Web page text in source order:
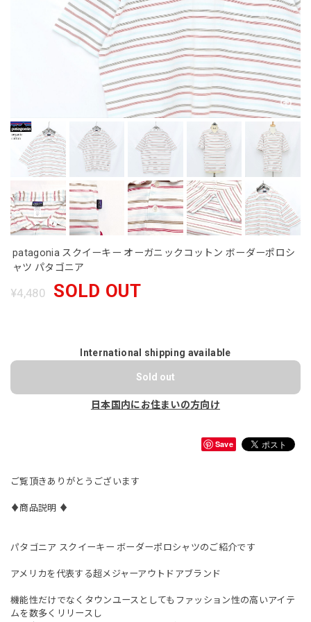
patagonia スクイーキー オーガニックコットン ボーダーポロシ
ャツ パタゴニア
¥4,480 SOLD OUT
International shipping available
Sold out
日本国内にお住まいの方向け
Save
ご覧頂きありがとうございます
♦︎商品説明 ♦︎
パタゴニア スクイーキー ボーダーポロシャツのご紹介です
アメリカを代表する超メジャーアウトドアブランド
機能性だけでなくタウンユースとしてもファッション性の高いアイテ
ムを数多くリリースし